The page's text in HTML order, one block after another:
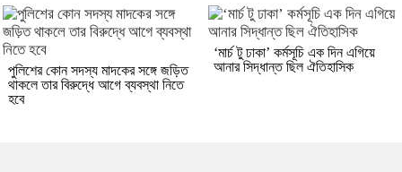
পুলিশের কোন সদস্য মাদকের সঙ্গে জড়িত
থাকলে তার বিরুদ্ধে আগে ব্যবস্থা নিতে
হবে
‘মার্চ টু ঢাকা’ কর্মসূচি এক দিন এগিয়ে
আনার সিদ্ধান্ত ছিল ঐতিহাসিক